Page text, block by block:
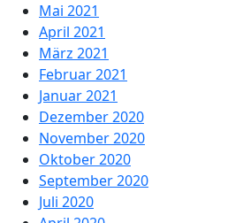
Mai 2021
April 2021
März 2021
Februar 2021
Januar 2021
Dezember 2020
November 2020
Oktober 2020
September 2020
Juli 2020